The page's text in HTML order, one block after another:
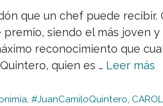
que un chef puede
siendo el más joven
reconocimiento que
quien es … Leer más
,#JuanCamiloQuintero,